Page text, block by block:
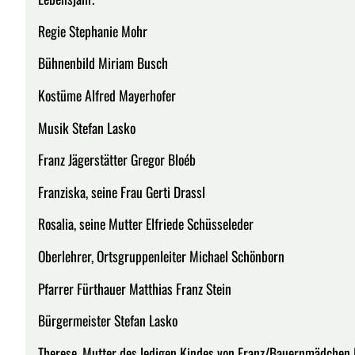
Regie Stephanie Mohr
Bühnenbild Miriam Busch
Kostüme Alfred Mayerhofer
Musik Stefan Lasko
Franz Jägerstätter Gregor Bloéb
Franziska, seine Frau Gerti Drassl
Rosalia, seine Mutter Elfriede Schüsseleder
Oberlehrer, Ortsgruppenleiter Michael Schönborn
Pfarrer Fürthauer Matthias Franz Stein
Bürgermeister Stefan Lasko